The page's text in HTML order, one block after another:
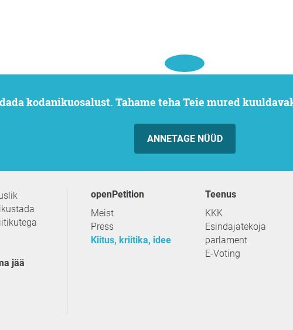
kodanikuosalust. Tahame teha Teie mured
ANNETAGE NÜÜD
jää
openPetition
Meist
Press
Kiitus, kriitika, idee
teenus
KKK
Esindajatekoja
parlament
E-Voting